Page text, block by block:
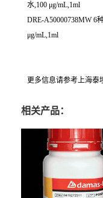
水,100 μg/mL,1ml
DRE-A50000738MW 6
μg/mL,1ml
更多信息请参考上海泰
相关产品：